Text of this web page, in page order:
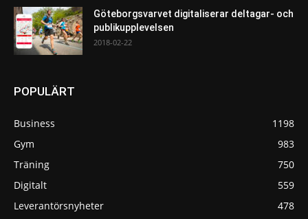
Göteborgsvarvet digitaliserar deltagar- och
publikupplevelsen
2018-02-22
POPULÄRT
Business
1198
Gym
983
Träning
750
Digitalt
559
Leverantörsnyheter
478